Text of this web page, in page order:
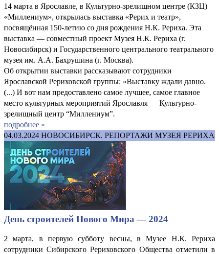
14 марта в Ярославле, в Культурно-зрелищном центре (КЗЦ)
«Миллениум», открылась выставка «Рерих и театр»,
посвящённая 150-летию со дня рождения Н.К. Рериха. Эта
выставка — совместный проект Музея Н.К. Рериха (г.
Новосибирск) и Государственного центрального театрального
музея им. А.А. Бахрушина (г. Москва).
Об открытии выставки рассказывают сотрудники
Ярославской Рериховской группы: «Выставку ждали давно.
(...) И вот нам предоставлено самое лучшее, самое главное
место культурных мероприятий Ярославля — Культурно-
зрелищный центр “Миллениум”.
подробнее »
04.03.2024 НОВОСИБИРСК. РЕПОРТАЖИ МУЗЕЯ РЕРИХА
День строителей Нового Мира — 2024
2 марта, в первую субботу весны, в Музее Н.К. Рериха
сотрудники Сибирского Рериховского Общества отметили в